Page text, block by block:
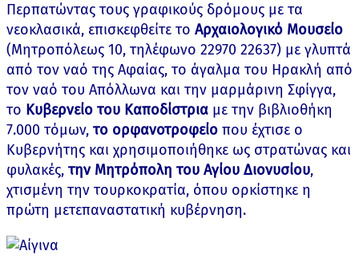
Περπατώντας τους γραφικούς δρόμους με τα
νεοκλασικά, επισκεφθείτε το Αρχαιολογικό Μουσείο
(Μητροπόλεως 10, τηλέφωνο 22970 22637) με γλυπτά
από τον ναό της Αφαίας, το άγαλμα του Ηρακλή από
τον ναό του Απόλλωνα και την μαρμάρινη Σφίγγα,
το Κυβερνείο του Καποδίστρια με την βιβλιοθήκη
7.000 τόμων, το ορφανοτροφείο που έχτισε ο
Κυβερνήτης και χρησιμοποιήθηκε ως στρατώνας και
φυλακές, την Μητρόπολη του Αγίου Διονυσίου,
χτισμένη την τουρκοκρατία, όπου ορκίστηκε η
πρώτη μετεπαναστατική κυβέρνηση.